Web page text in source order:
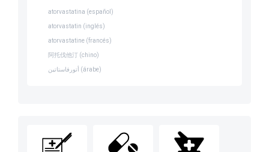
atorvastatina (español)
atorvastatin (inglés)
atorvastatine (francés)
阿托伐他汀 (chino)
أتورفاستاتين (árabe)